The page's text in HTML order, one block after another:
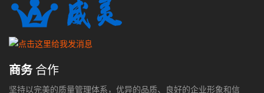
商务合作
坚持以完美的质量管理体系，优异的品质、良好的企业形象和信